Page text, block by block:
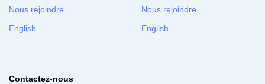
Nous rejoindre
English
Nous rejoindre
English
Contactez-nous